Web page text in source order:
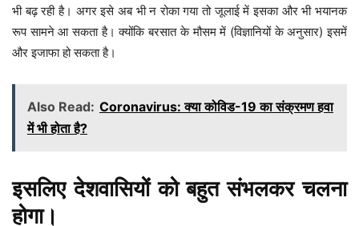
भी बढ़ रही है। अगर इसे अब भी न रोका गया तो जूलाई में इसका और भी भयानक
रूप सामने आ सकता है। क्योंकि बरसात के मौसम में (विज्ञानियों के अनुसार) इसमें
और इजाफा हो सकता है।
Also Read: Coronavirus: क्या कोविड-19 का संक्रमण हवा
में भी होता है?
इसलिए देशवासियों को बहुत संभलकर चलना
होगा।